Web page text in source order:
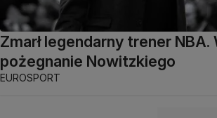
Zmarł legendarny trener
pożegnanie Nowitzkiego
EUROSPORT